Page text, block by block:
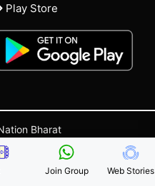
Play Store
Bharat
Terms and Conditions
Join Group Web Stories